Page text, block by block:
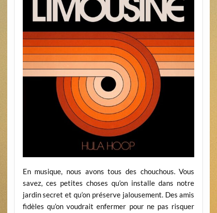
En musique, nous avons tous des chouchous. Vous
savez, ces petites choses qu’on installe dans notre
jardin secret et qu’on préserve jalousement. Des amis
fidèles qu’on voudrait enfermer pour ne pas risquer